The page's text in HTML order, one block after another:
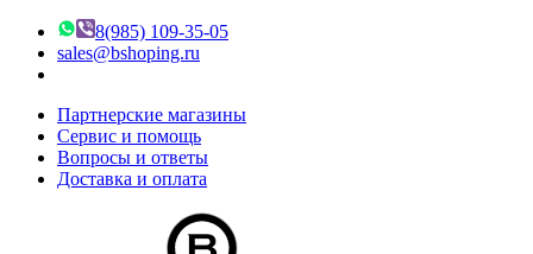
8(985) 109-35-05
sales@bshoping.ru
Партнерские магазины
Сервис и помощь
Вопросы и ответы
Доставка и оплата